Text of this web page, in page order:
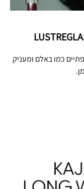
כמו באלם ומעניק